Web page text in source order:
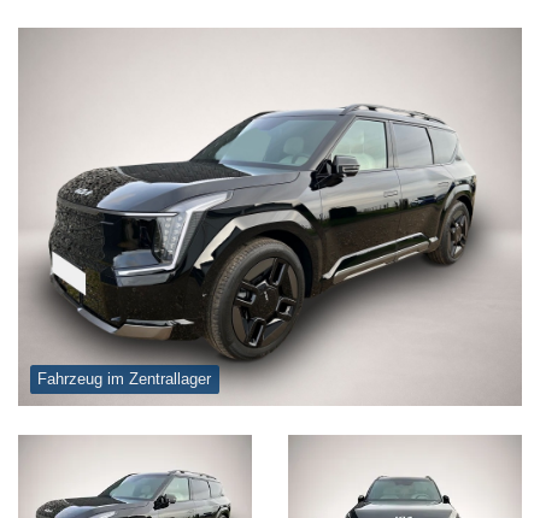
Fahrzeug im Zentrallager